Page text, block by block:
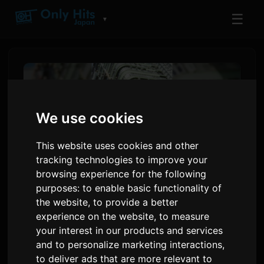
We use cookies
This website uses cookies and other
tracking technologies to improve your
browsing experience for the following
purposes:to enable basic functionality of
the website,to provide a better
experience on the website,to measure
your interest in our products and services
and to personalize marketing interactions,
to deliver ads that are more relevant to
▼ ☰
adieu's 'Wanna me' Bakal
Mengakhiri Cour Kedua
Ascendance of a Bookworm